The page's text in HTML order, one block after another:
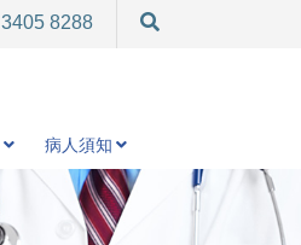
3405 8288
病人須知